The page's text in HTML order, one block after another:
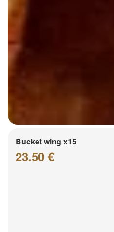
Bucket wing x15
23.50 €